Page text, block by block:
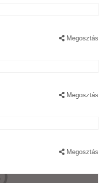
Megosztás
Megosztás
Megosztás